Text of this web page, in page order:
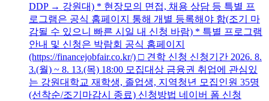
DDP → 강원대) * 현장모의 면접, 채용 상담 등 특별 프
로그램은 공식 홈페이지 통해 개별 등록해야 함(조기 마
감될 수 있으니 빠른 시일 내 신청 바람) * 특별 프로그램
안내 및 신청은 박람회 공식 홈페이지
(https://financejobfair.co.kr/) □ 견학 신청 신청기간 2026. 8.
3.(월) ~ 8. 13.(목) 18:00 모집대상 금융권 취업에 관심있
는 강원대학교 재학생, 졸업생, 지역청년 모집인원 35명
(선착순/조기마감시 종료) 신청방법 네이버 폼 신청